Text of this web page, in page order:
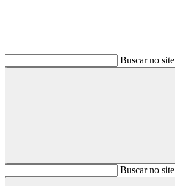
Buscar no site
BuscarBuscar no site